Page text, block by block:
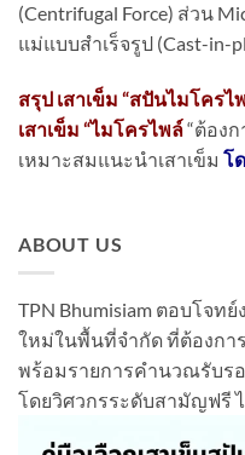
(Centrifugal Force) ส่วน
แม่แบบสำเร็จรูป (Cast-in-
สรุป เสาเข็ม “สปันไมโคร
เสาเข็ม “ไมโครไพล์“ต้อง
เหมาะสมแนะนำเสาเข็ม โ
ABOUT US
TPN Bhumisiam ตอบโจท
ใหม่ในพื้นที่จำกัด ที่ต้องก
พร้อมรายการคำนวณรับรอ
โดยวิศวกรระดับสามัญฟรี